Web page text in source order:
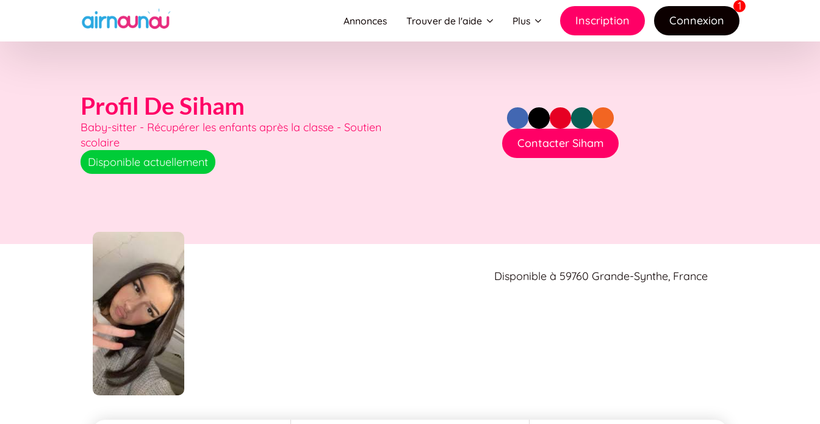
Annonces Trouver de l'aide Plus Inscription Connexion
Profil De Siham
Baby-sitter - Récupérer les enfants après la classe - Soutien
scolaire
Disponible actuellement
Contacter Siham
Disponible à 59760 Grande-Synthe, France